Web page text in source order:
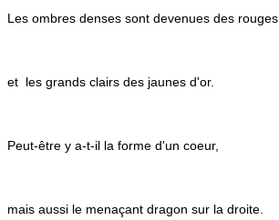
Les ombres denses sont devenues des rouges
et les grands clairs des jaunes d'or.
Peut-être y a-t-il la forme d'un coeur,
mais aussi le menaçant dragon sur la droite.